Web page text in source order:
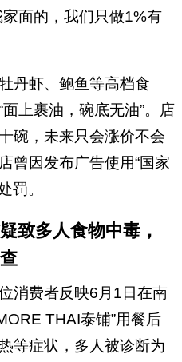
面的，我们只做1%有
丹虾、鲍鱼等高档食
上裹油，碗底无油”。店
碗，未来只会涨价不会
曾因发布广告使用“国家
罚。
致多人食物中毒，
消费者反映6月1日在南
THAI泰铺”用餐后
等症状，多人被诊断为